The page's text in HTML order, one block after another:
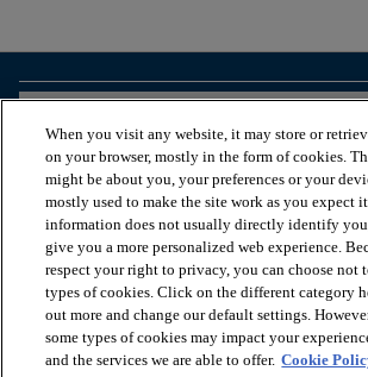
OUTILS UTILES
NOS SERVICES
À PROPOS DE NOUS
When you visit any website, it may store or
on your browser, mostly in the form of cookies.
might be about you, your preferences or your
mostly used to make the site work as you expect
information does not usually directly identify
give you a more personalized web experience.
respect your right to privacy, you can choose not
types of cookies. Click on the different category
out more and change our default settings.
some types of cookies may impact your
and the services we are able to offer. Cookie